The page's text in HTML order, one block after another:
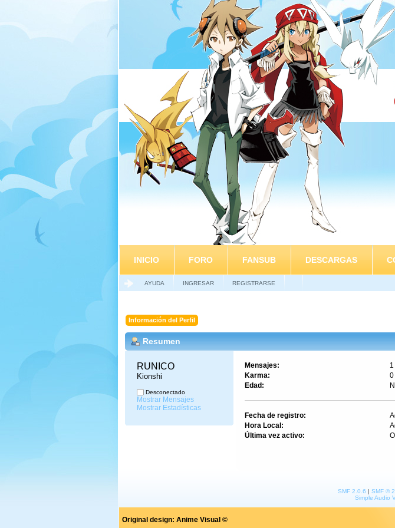
INICIO FORO FANSUB DESCARGAS
AYUDA INGRESAR REGISTRARSE
Información del Perfil
Resumen
RUNICO
Kionshi
Desconectado
Mostrar Mensajes
Mostrar Estadísticas
Mensajes:
Karma:
0
Edad:
Fecha de registro:
Hora Local:
Última vez activo:
SMF 2.0.6 | SMF ©
Simple Audio
Original design: Anime Visual ©